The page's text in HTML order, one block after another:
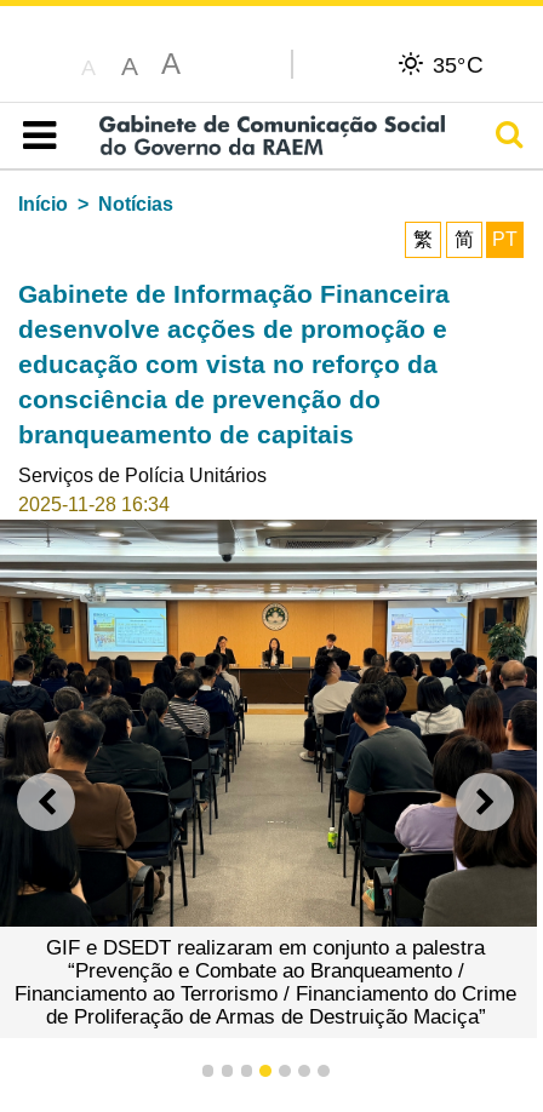
A A A 35°C
Índice
Início
Notícias
繁
简 PT
Gabinete de Informação Financeira
desenvolve acções de promoção e
educação com vista no reforço da
consciência de prevenção do
branqueamento de capitais
Serviços de Polícia Unitários
2025-11-28 16:34
ANTERIOR
GIF e DSEDT realizaram em conjunto a palestra
“Prevenção e Combate ao Branqueamento /
Financiamento ao Terrorismo / Financiamento do Crime
de Proliferação de Armas de Destruição Maciça”
1 2 3 4 5 6 7